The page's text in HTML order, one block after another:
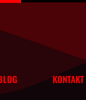
KONTAKT